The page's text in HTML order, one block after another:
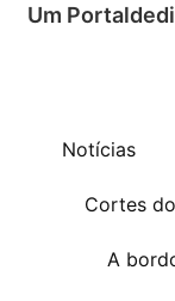
Um
Notícias
Cortes
A